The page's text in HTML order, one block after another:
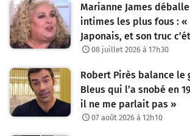
Marianne James
intimes les plus fous : «
Japonais, et son truc
08 juillet 2026 à 17h30
Robert Pirès balance le
Bleus qui l’a snobé en
il ne me parlait pas »
07 août 2026 à 12h10